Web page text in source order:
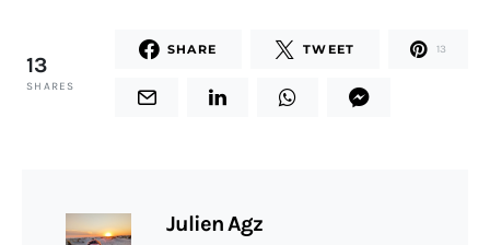
13
SHARES
SHARE TWEET 13
Julien Agz